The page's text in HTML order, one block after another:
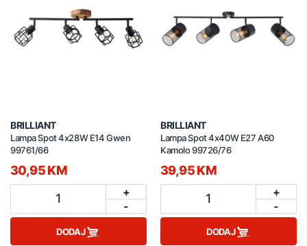
BRILLIANT
Lampa Spot 4x28W E14 Gwen
99761/66
30,95 KM
1
+
-
DODAJ
BRILLIANT
Lampa Spot 4x40W E27 A60
Kamolo 99726/76
39,95 KM
1
+
-
DODAJ